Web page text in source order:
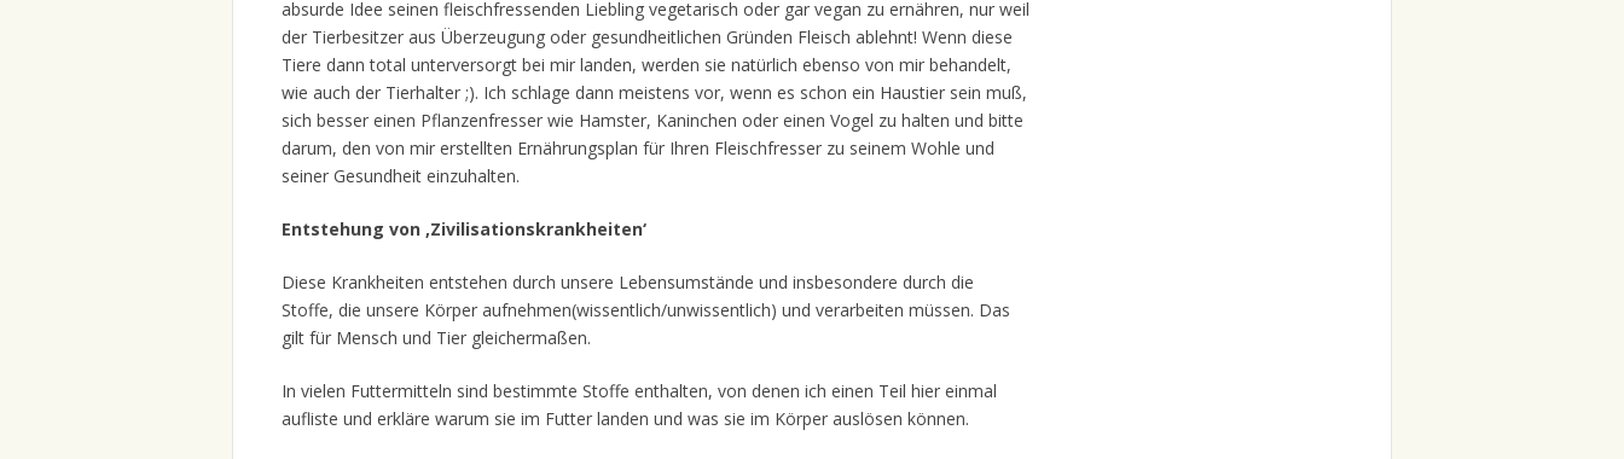
absurde Idee seinen fleischfressenden Liebling vegetarisch oder gar vegan zu ernähren, nur weil
der Tierbesitzer aus Überzeugung oder gesundheitlichen Gründen Fleisch ablehnt! Wenn diese
Tiere dann total unterversorgt bei mir landen, werden sie natürlich ebenso von mir behandelt,
wie auch der Tierhalter ;). Ich schlage dann meistens vor, wenn es schon ein Haustier sein muß,
sich besser einen Pflanzenfresser wie Hamster, Kaninchen oder einen Vogel zu halten und bitte
darum, den von mir erstellten Ernährungsplan für Ihren Fleischfresser zu seinem Wohle und
seiner Gesundheit einzuhalten.
Entstehung von ‚Zivilisationskrankheiten‘
Diese Krankheiten entstehen durch unsere Lebensumstände und insbesondere durch die
Stoffe, die unsere Körper aufnehmen(wissentlich/unwissentlich) und verarbeiten müssen. Das
gilt für Mensch und Tier gleichermaßen.
In vielen Futtermitteln sind bestimmte Stoffe enthalten, von denen ich einen Teil hier einmal
aufliste und erkläre warum sie im Futter landen und was sie im Körper auslösen können.